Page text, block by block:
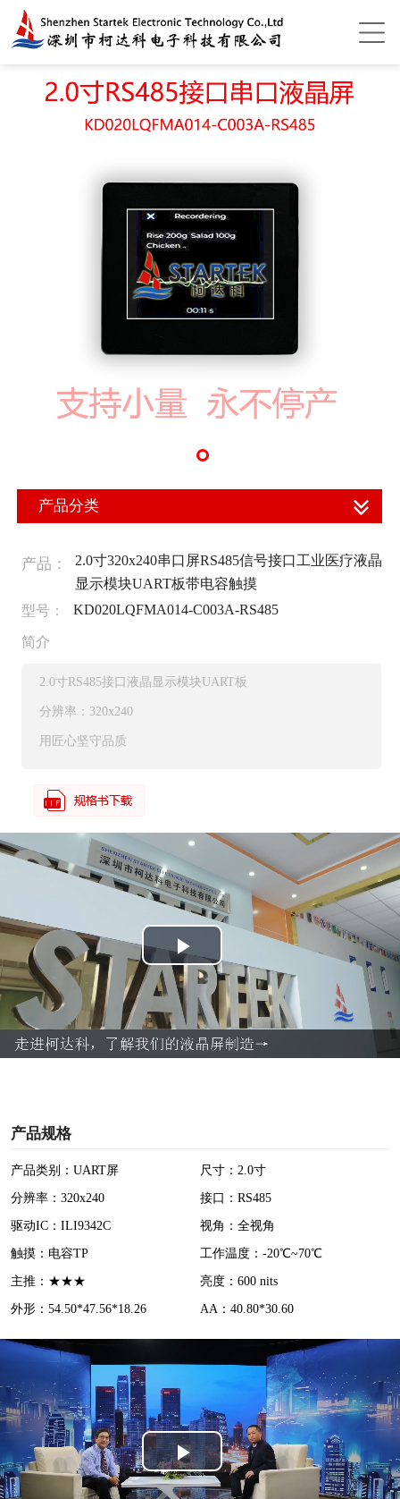
产品分类
产品：
2.0寸320x240串口屏RS485信号接口工业医疗液晶
显示模块UART板带电容触摸
型号：
KD020LQFMA014-C003A-RS485
简介
2.0寸RS485接口液晶显示模块UART板
分辨率：320x240
用匠心坚守品质
P
l
a
产品规格
产品类别：UART屏
尺寸：2.0寸
分辨率：320x240
接口：RS485
驱动IC：ILI9342C
视角：全视角
触摸：电容TP
工作温度：-20℃~70℃
主推：★★★
亮度：600 nits
外形：54.50*47.56*18.26
AA：40.80*30.60
P